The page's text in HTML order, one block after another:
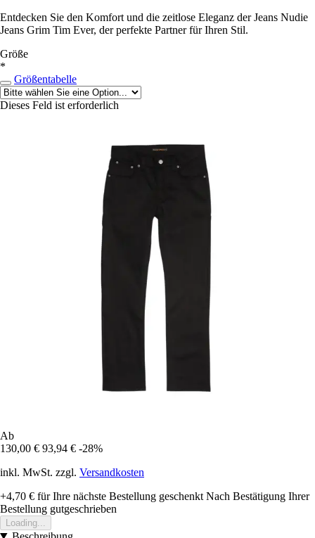
Entdecken Sie den Komfort und die zeitlose Eleganz der Jeans Nudie
Jeans Grim Tim Ever, der perfekte Partner für Ihren Stil.
Größe
*
Größentabelle
Dieses Feld ist erforderlich
Ab
130,00 € 93,94 € -28%
inkl. MwSt. zzgl. Versandkosten
+4,70 € für Ihre nächste Bestellung geschenkt Nach Bestätigung Ihrer
Bestellung gutgeschrieben
Loading...